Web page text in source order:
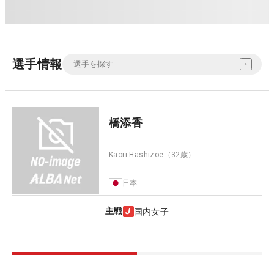
選手情報
橋添香
Kaori Hashizoe （32歳）
日本
主戦 国内女子